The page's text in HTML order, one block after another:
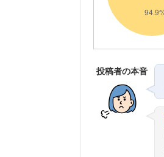
投稿者の本音